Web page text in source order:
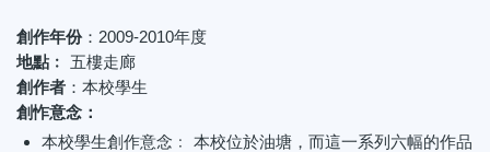
創作年份：2009-2010年度
地點﹕
五樓走廊
創作者 ：本校學生
創怍意念：
本校學生創作意念﹕ 本校位於油塘，而這一系列六幅的作品